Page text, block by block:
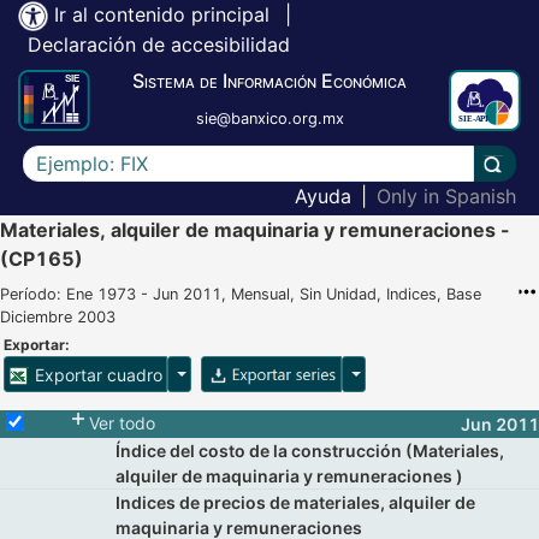
Ir al contenido principal
Declaración de accesibilidad
Sistema de Información Económica
sie@banxico.org.mx
Escriba el texto a buscar
Ayuda
Only in Spanish
Materiales, alquiler de maquinaria y remuneraciones -
(CP165)
Período: Ene 1973 - Jun 2011, Mensual, Sin Unidad, Indices, Base
Diciembre 2003
Exportar:
Exportar cuadro Opciones para exportar cuadroOpciones para exportar
Selecciona o desmarca todas las series
Ver todo
Jun 2011
Índice del costo de la construcción (Materiales,
alquiler de maquinaria y remuneraciones )
Indices de precios de materiales, alquiler de
maquinaria y remuneraciones